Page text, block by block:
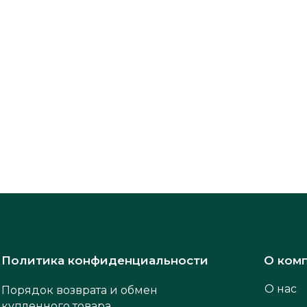
О нас
Порядок возврата и обмен
Политика конфиденциальности О